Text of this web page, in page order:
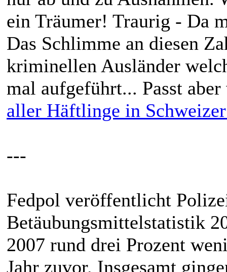
ein Träumer! Traurig - Da
Das Schlimme an diesen
kriminellen Ausländer
mal aufgeführt... Passt
aller Häftlinge in
---
Fedpol veröffentlicht
Betäubungsmittelstatistik
2007 rund drei Prozent
Jahr zuvor. Insgesamt